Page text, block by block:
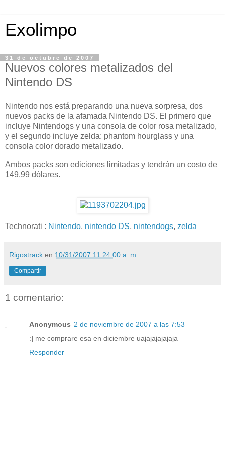
Exolimpo
31 de octubre de 2007
Nuevos colores metalizados del
Nintendo DS
Nintendo nos está preparando una nueva sorpresa, dos
nuevos packs de la afamada Nintendo DS. El primero que
incluye Nintendogs y una consola de color rosa metalizado,
y el segundo incluye zelda: phantom hourglass y una
consola color dorado metalizado.
Ambos packs son ediciones limitadas y tendrán un costo de
149.99 dólares.
Technorati : Nintendo, nintendo DS, nintendogs, zelda
Rigostrack en 10/31/2007 11:24:00 a. m.
Compartir
1 comentario:
Anonymous 2 de noviembre de 2007 a las 7:53
:] me comprare esa en diciembre uajajajajajaja
Responder